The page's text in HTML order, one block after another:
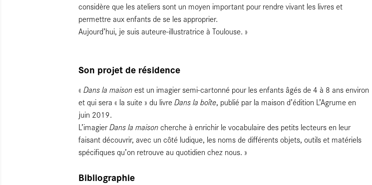
considère que les ateliers sont un moyen important pour rendre vivant les livres et
permettre aux enfants de se les approprier.
Aujourd’hui, je suis auteure-illustratrice à Toulouse. »
Son projet de résidence
« Dans la maisonest un imagier semi-cartonné pour les enfants âgés de 4 à 8 ans environ
et qui sera « la suite » du livreDans la boîte, publié par la maison d’édition L’Agrume en
juin 2019.
L’imagierDans la maisoncherche à enrichir le vocabulaire des petits lecteurs en leur
faisant découvrir, avec un côté ludique, les noms de différents objets, outils et matériels
spécifiques qu’on retrouve au quotidien chez nous. »
Bibliographie